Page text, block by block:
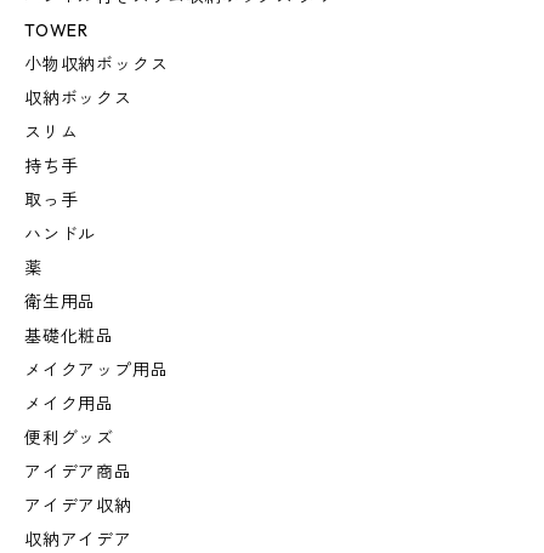
TOWER
小物収納ボックス
収納ボックス
スリム
持ち手
取っ手
ハンドル
薬
衛生用品
基礎化粧品
メイクアップ用品
メイク用品
便利グッズ
アイデア商品
アイデア収納
収納アイデア